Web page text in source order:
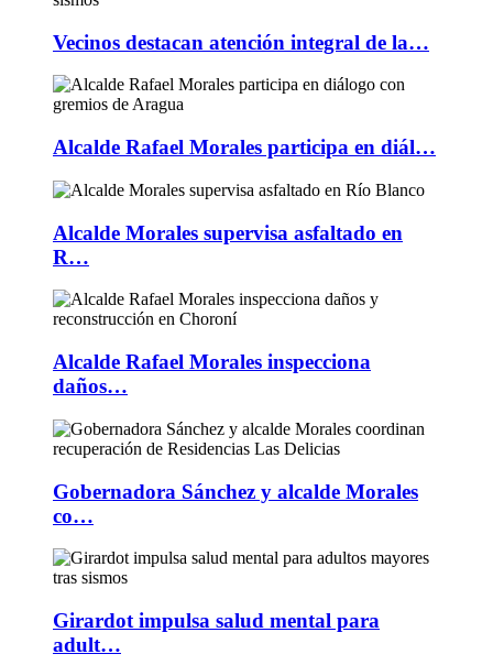
Vecinos destacan atención integral de la…
Alcalde Rafael Morales participa en diál…
Alcalde Morales supervisa asfaltado en
R…
Alcalde Rafael Morales inspecciona
daños…
Gobernadora Sánchez y alcalde Morales
co…
Girardot impulsa salud mental para
adult…